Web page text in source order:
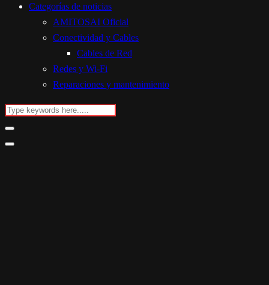
Categorías de noticias
AMITOSAI Oficial
Conectividad y Cables
Cables de Red
Redes y Wi-Fi
Reparaciones y mantenimiento